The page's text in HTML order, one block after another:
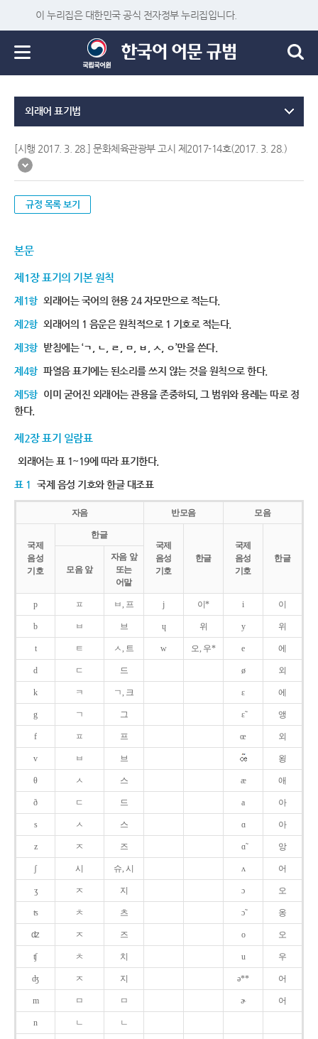
이 누리집은 대한민국 공식 전자정부 누리집입니다.
외래어 표기법
[시행 2017. 3. 28.] 문화체육관광부 고시 제2017-14호(2017. 3. 28.)
규정 목록 보기
본문
제1장 표기의 기본 원칙
제1항 외래어는 국어의 현용 24 자모만으로 적는다.
제2항 외래어의 1 음운은 원칙적으로 1 기호로 적는다.
제3항 받침에는 ‘ㄱ, ㄴ, ㄹ, ㅁ, ㅂ, ㅅ, ㅇ’만을 쓴다.
제4항 파열음 표기에는 된소리를 쓰지 않는 것을 원칙으로 한다.
제5항 이미 굳어진 외래어는 관용을 존중하되, 그 범위와 용례는 따로 정
한다.
제2장 표기 일람표
외래어는 표 1~19에 따라 표기한다.
표 1 국제 음성 기호와 한글 대조표
자음 반모음 모음
국제
음성
기호
한글
국제
음성
기호
한글
국제
음성
기호
한글
모음 앞
자음 앞
또는
어말
p ㅍ ㅂ, 프 j 이* i 이
b ㅂ 브 ɥ 위 y 위
t ㅌ ㅅ, 트 w 오, 우* e 에
d ㄷ 드 ø 외
k ㅋ ㄱ, 크 ɛ 에
g ㄱ 그 ɛ̃ 앵
f ㅍ 프 œ 외
v ㅂ 브 욍
θ ㅅ 스 æ 애
ð ㄷ 드 a 아
s ㅅ 스 ɑ 아
z ㅈ 즈 ɑ̃ 앙
ʃ 시 슈, 시 ʌ 어
ʒ ㅈ 지 ɔ 오
ʦ ㅊ 츠 ɔ̃ 옹
ʣ ㅈ 즈 o 오
ʧ ㅊ 치 u 우
ʤ ㅈ 지 ə** 어
m ㅁ ㅁ ɚ 어
n ㄴ ㄴ